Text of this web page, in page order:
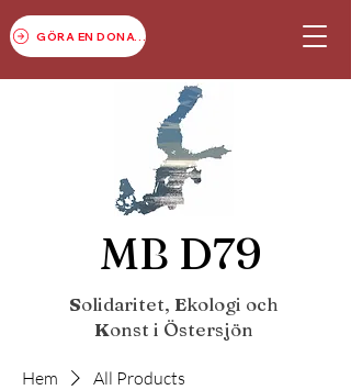
GÖRA EN DONATION
MB D79
Solidaritet, Ekologi och
Konst i Östersjön
Hem All Products